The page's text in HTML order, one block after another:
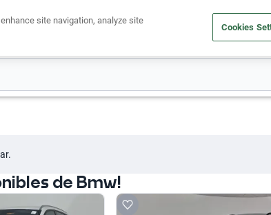
Compra un auto Vende tu auto Cuida
de Bmw!
site navigation, analyze site
Cookies